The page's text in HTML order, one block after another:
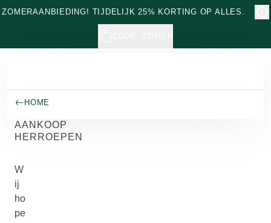
Naar hoofdinhoud gaan
ZOMERAANBIEDING! TIJDELIJK 25% KORTING OP ALLES.
HOME
AANKOOP
HERROEPEN
W
ij
ho
pe